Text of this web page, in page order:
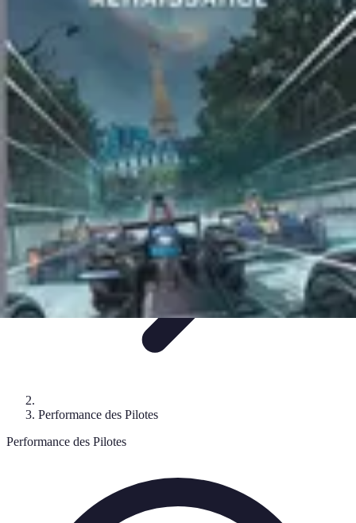
techniques de pilotage
Portraits de Pilotes
Carrières de
Pilotes Circuits
Pilotes Formule 1
Performance des Pilotes
Performance des Pilotes